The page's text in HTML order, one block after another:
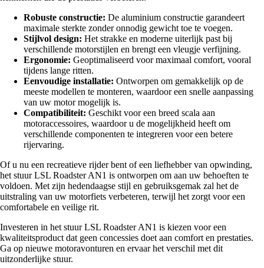
Robuste constructie: De aluminium constructie garandeert
maximale sterkte zonder onnodig gewicht toe te voegen.
Stijlvol design: Het strakke en moderne uiterlijk past bij
verschillende motorstijlen en brengt een vleugje verfijning.
Ergonomie: Geoptimaliseerd voor maximaal comfort, vooral
tijdens lange ritten.
Eenvoudige installatie: Ontworpen om gemakkelijk op de
meeste modellen te monteren, waardoor een snelle aanpassing
van uw motor mogelijk is.
Compatibiliteit: Geschikt voor een breed scala aan
motoraccessoires, waardoor u de mogelijkheid heeft om
verschillende componenten te integreren voor een betere
rijervaring.
Of u nu een recreatieve rijder bent of een liefhebber van opwinding,
het stuur LSL Roadster AN1 is ontworpen om aan uw behoeften te
voldoen. Met zijn hedendaagse stijl en gebruiksgemak zal het de
uitstraling van uw motorfiets verbeteren, terwijl het zorgt voor een
comfortabele en veilige rit.
Investeren in het stuur LSL Roadster AN1 is kiezen voor een
kwaliteitsproduct dat geen concessies doet aan comfort en prestaties.
Ga op nieuwe motoravonturen en ervaar het verschil met dit
uitzonderlijke stuur.